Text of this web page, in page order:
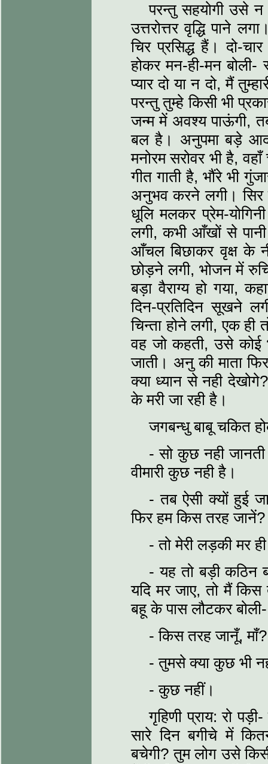
परन्तु सहयोगी उसे
उत्तरोत्तर वृद्धि पाने
चिर प्रसिद्ध हैं। दो-
होकर मन-ही-मन
प्यार दो या न दो, मैं
परन्तु तुम्हे किसी भी
जन्म में अवश्य पाऊंगी,
बल है। अनुपमा बड़े
मनोरम सरोवर भी है,
गीत गाती है, भौंरे भी
अनुभव करने लगी।
धूलि मलकर प्रेम-
लगी, कभी आँखों से
आँचल बिछाकर वृक्ष के
छोड़ने लगी, भोजन में
बड़ा वैराग्य हो गया,
दिन-प्रतिदिन सूखने
चिन्ता होने लगी, एक
वह जो कहती, उसे कोई
जाती। अनु की माता
क्या ध्यान से नही
के मरी जा रही है।
जगबन्धु बाबू चकित
- सो कुछ नही
वीमारी कुछ नही है।
- तब ऐसी क्यों हुई
फिर हम किस तरह जानें?
- तो मेरी लड़की मर
- यह तो बड़ी कठिन
यदि मर जाए, तो मैं
बहू के पास लौटकर
- किस तरह जानूँ, माँ?
- तुमसे क्या कुछ भी
- कुछ नहीं।
गृहिणी प्राय: रो
सारे दिन बगीचे में
बचेगी? तुम लोग उसे